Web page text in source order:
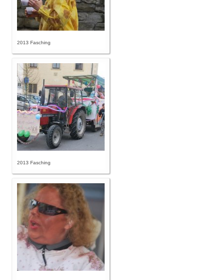
2013 Fasching
2013 Fasching